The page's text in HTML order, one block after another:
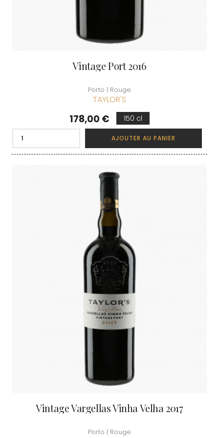
Vintage Port 2016
Porto | Rouge
TAYLOR'S
Prix
178,00 € 150 cl
AJOUTER AU PANIER
Vintage Vargellas Vinha Velha 2017
Porto | Rouge